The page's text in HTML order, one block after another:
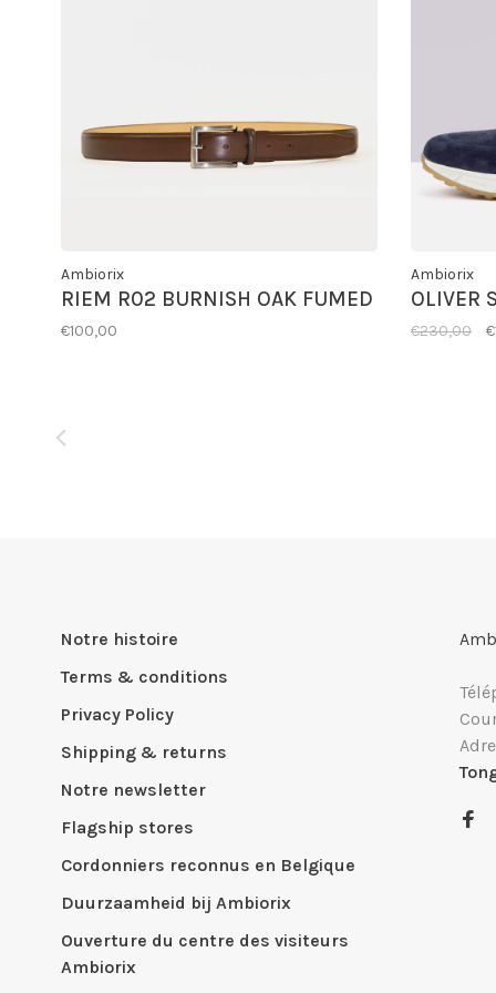
Ambiorix
RIEM R02 BURNISH OAK FUMED
€100,00
Ambiorix
OLIVER
€230,00
Notre histoire
Terms & conditions
Privacy Policy
Shipping & returns
Notre newsletter
Flagship stores
Cordonniers reconnus en Belgique
Duurzaamheid bij Ambiorix
Ouverture du centre des visiteurs
Ambiorix